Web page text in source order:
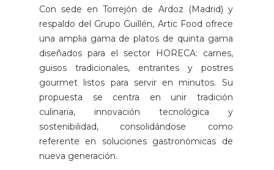
Con sede en Torrejón de Ardoz (Madrid) y
respaldo del Grupo Guillén, Artic Food ofrece
una amplia gama de platos de quinta gama
diseñados para el sector HORECA: carnes,
guisos tradicionales, entrantes y postres
gourmet listos para servir en minutos. Su
propuesta se centra en unir tradición
culinaria, innovación tecnológica y
sostenibilidad, consolidándose como
referente en soluciones gastronómicas de
nueva generación.